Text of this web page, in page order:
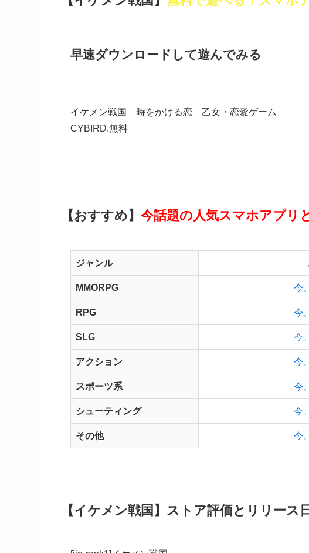
早速ダウンロードして遊んでみる
イケメン戦国 時をかける恋 乙女・恋愛ゲーム
CYBIRD.無料
【おすすめ】 今話題の人気スマホアプリ
ジャンル
MMORPG 今
RPG 今
SLG 今
アクション 今
スポーツ系 今
シューティング 今
その他 今
【イケメン戦国】ストア評価とリリース日